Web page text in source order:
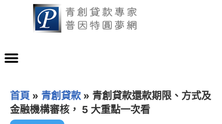
首頁 » 青創貸款» 青創貸款還款期限、方式及
金融機構審核， 5 大重點一次看